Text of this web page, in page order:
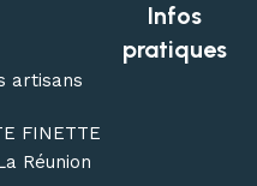
de canyoning, de
partout à La Réunion.
Infos
pratiques
artisans
FINETTE
Réunion